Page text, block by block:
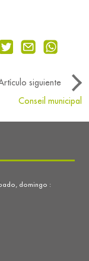
siguiente
Conseil municipal
domingo :